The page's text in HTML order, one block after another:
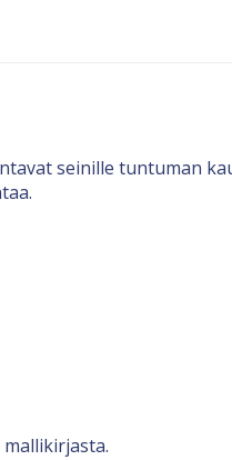
seinille tuntuman